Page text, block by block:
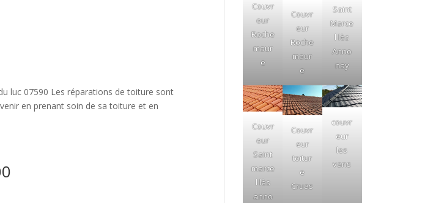
luc 07590 Les réparations de toiture sont
en prenant soin de sa toiture et en
Couvr
eur
Roche
maur
e
Couvr
eur
Roche
maur
e
Saint
Marce
l lès
Anno
nay
Couvr
eur
Saint
marce
l lès
anno
Couvr
eur
toitur
e
Cruas
couvr
eur
les
vans